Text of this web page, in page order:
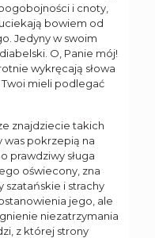
i cnoty,
bowiem od
Jedyny w swoim
O, Panie mój!
wykręcają słowa
Twoi mieli podlegać
znajdziecie takich
was pokrzepią na
prawdziwy sługa
oświecony, zna
szatańskie i strachy
jego, ale
niezatrzymania
z której strony